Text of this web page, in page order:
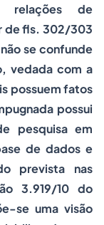
relações de
de fls. 302/303
se confunde
vedada com a
possuem fatos
possui
pesquisa em
de dados e
prevista nas
3.919/10 do
se uma visão